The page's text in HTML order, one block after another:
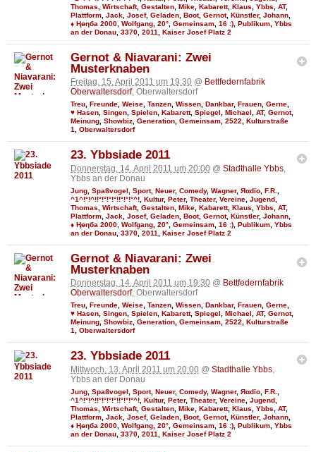
Thomas
Wirtschaft, Gestalten Mike Kabarett, Klaus Ybbs AT,
Plattform Jack Josef, Geladen Boot, Gernot, Künstler, Johann
♦ Ңөηба 2000 Wolfgang 20° Gemeinsam 16 :) Publikum Ybbs
an der Donau 3370 2011 Kaiser Josef Platz 2
Gernot & Niavarani: Zwei
Musterknaben
Freitag, 15. April 2011 um 19:30 @ Bettfedernfabrik
Oberwaltersdorf, Oberwaltersdorf
Treu, Freunde, Weise, Tanzen, Wissen, Dankbar, Frauen, Gerne,
♥ Hasen, Singen, Spielen, Kabarett, Spiegel , Michael , AT, Gernot,
Meinung, Showbiz, Generation, Gemeinsam, 2522, Kulturstraße
1, Oberwaltersdorf
23. Ybbsiade 2011
Donnerstag, 14. April 2011 um 20:00 @ Stadthalle Ybbs
Ybbs an der Donau
Jung Spaßvogel Sport, Neuer, Comedy, Wagner, Яαdϊo F.R.
^1^!°!^!!°!°!°!°!!°!°!°^! Kultur, Peter, Theater, Vereine Jugend
Thomas
Wirtschaft, Gestalten Mike Kabarett, Klaus Ybbs AT,
Plattform Jack Josef, Geladen Boot, Gernot, Künstler, Johann
♦ Ңөηба 2000 Wolfgang 20° Gemeinsam 16 :) Publikum Ybbs
an der Donau 3370 2011 Kaiser Josef Platz 2
Gernot & Niavarani: Zwei
Musterknaben
Donnerstag, 14. April 2011 um 19:30 @ Bettfedernfabrik
Oberwaltersdorf, Oberwaltersdorf
Treu Freunde Weise Tanzen Wissen Dankbar, Frauen Gerne
♥ Hasen Singen Spielen Kabarett, Spiegel Michael AT, Gernot,
Meinung Showbiz Generation Gemeinsam 2522
Kulturstraße
1
Oberwaltersdorf
23. Ybbsiade 2011
Mittwoch, 13. April 2011 um 20:00 @ Stadthalle Ybbs
Ybbs an der Donau
Jung Spaßvogel Sport, Neuer, Comedy, Wagner, Яαdϊo F.R.
^1^!°!^!!°!°!°!°!!°!°!°^! Kultur, Peter, Theater, Vereine Jugend
Thomas
Wirtschaft, Gestalten Mike Kabarett, Klaus Ybbs AT,
Plattform Jack Josef, Geladen Boot, Gernot, Künstler, Johann
♦ Ңөηба 2000 Wolfgang 20° Gemeinsam 16 :) Publikum Ybbs
an der Donau 3370 2011 Kaiser Josef Platz 2